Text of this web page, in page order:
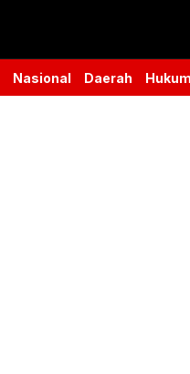
Nasional Daerah